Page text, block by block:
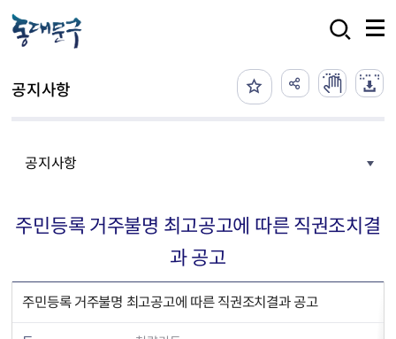
공지사항
공지사항
주민등록 거주불명 최고공고에 따른 직권조치결
과 공고
주민등록 거주불명 최고공고에 따른 직권조치결과 공고